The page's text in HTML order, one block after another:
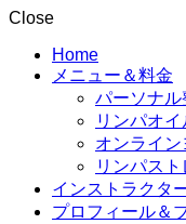
Close
Home
メニュー＆料金
パーソナル
リンパオ
オンライ
リンパス
インストラクタ
プロフィール＆